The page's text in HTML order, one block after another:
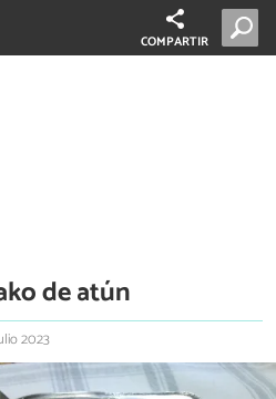
COMPARTIR
de atún
2023